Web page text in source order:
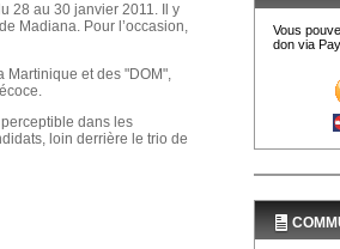
28 au 30 janvier 2011. Il y
Madiana. Pour l’occasion,
Martinique et des "DOM",
dans les
loin derrière le trio de
Vous
don via